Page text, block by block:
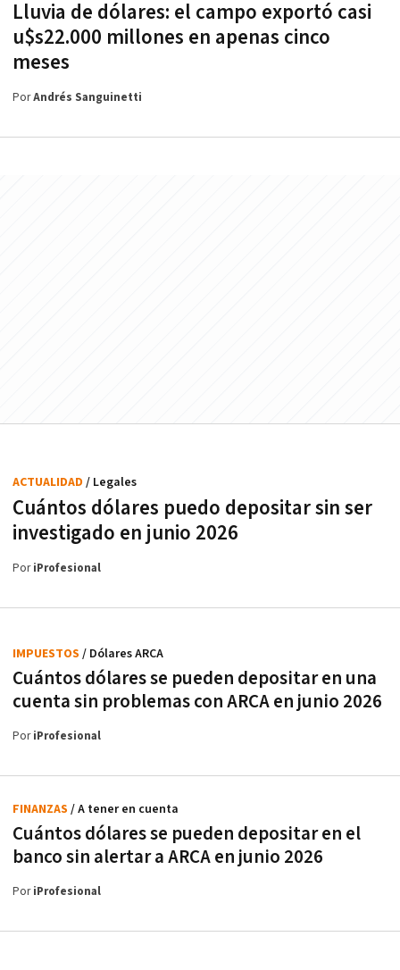
Lluvia de dólares: el campo exportó casi
u$s22.000 millones en apenas cinco
meses
PorAndrés Sanguinetti
Cuántos dólares puedo depositar sin ser
investigado en junio 2026
ACTUALIDAD / Legales
PoriProfesional
Cuántos dólares se pueden depositar en una
cuenta sin problemas con ARCA en junio 2026
IMPUESTOS / Dólares ARCA
PoriProfesional
Cuántos dólares se pueden depositar en el
banco sin alertar a ARCA en junio 2026
FINANZAS / A tener en cuenta
PoriProfesional